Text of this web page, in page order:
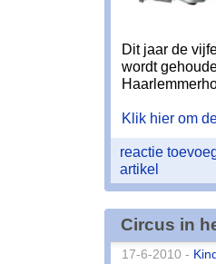
Dit jaar de
wordt
Klik hier om
reactie
artikel
Circus in
17-6-2010 -